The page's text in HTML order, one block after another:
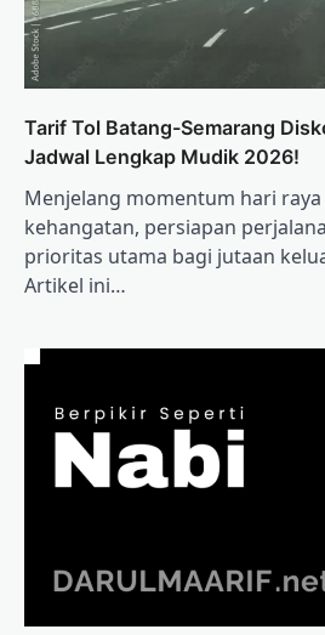
Tarif Tol Batang-Semarang
Jadwal Lengkap Mudik 2026!
Menjelang momentum hari
kehangatan, persiapan
prioritas utama bagi jutaan
Artikel ini…